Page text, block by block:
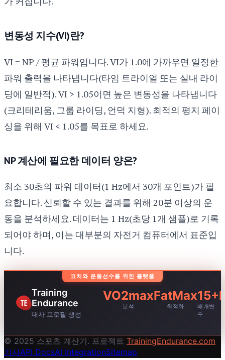
변동성 지수(VI)란?
VI = NP / 평균 파워입니다. VI가 1.0에 가까우면 일정한
파워 출력을 나타냅니다(타임 트라이얼 또는 실내 라이
딩에 일반적). VI > 1.05이면 높은 변동성을 나타냅니다
(크리테리움, 그룹 라이딩, 언덕 지형). 최적의 평지 페이
싱을 위해 VI < 1.05를 목표로 하세요.
NP 계산에 필요한 데이터 양은?
최소 30초의 파워 데이터(1 Hz에서 30개 포인트)가 필
요합니다. 신뢰할 수 있는 결과를 위해 20분 이상의 운
동을 분석하세요. 데이터는 1 Hz(초당 1개 샘플)로 기록
되어야 하며, 이는 대부분의 자전거 컴퓨터에서 표준입
니다.
코치와 운동선수를 위한 플랫폼
Training
Endurance
대사 프로필 생성
VO2max
분석
FatMax
최적화
15+
매개변
수
© 2025 스포츠 계산기. 프로젝트 TrainingEndurance.com
기사API DocsAI IntegrationSitemap